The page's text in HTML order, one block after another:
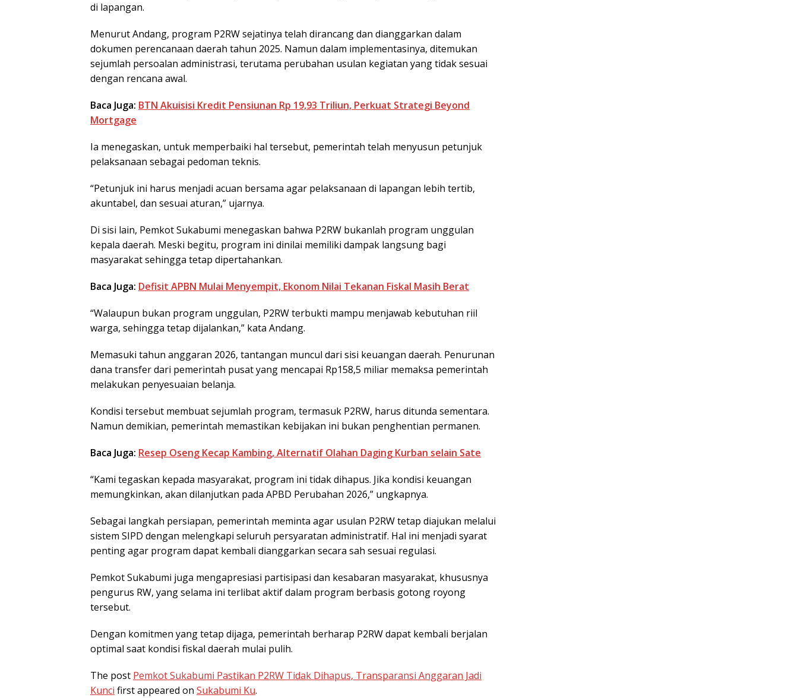
di lapangan.
Menurut Andang, program P2RW sejatinya telah dirancang dan dianggarkan dalam
dokumen perencanaan daerah tahun 2025. Namun dalam implementasinya, ditemukan
sejumlah persoalan administrasi, terutama perubahan usulan kegiatan yang tidak sesuai
dengan rencana awal.
Baca Juga: BTN Akuisisi Kredit Pensiunan Rp 19,93 Triliun, Perkuat Strategi Beyond
Mortgage
Ia menegaskan, untuk memperbaiki hal tersebut, pemerintah telah menyusun petunjuk
pelaksanaan sebagai pedoman teknis.
“Petunjuk ini harus menjadi acuan bersama agar pelaksanaan di lapangan lebih tertib,
akuntabel, dan sesuai aturan,” ujarnya.
Di sisi lain, Pemkot Sukabumi menegaskan bahwa P2RW bukanlah program unggulan
kepala daerah. Meski begitu, program ini dinilai memiliki dampak langsung bagi
masyarakat sehingga tetap dipertahankan.
Baca Juga: Defisit APBN Mulai Menyempit, Ekonom Nilai Tekanan Fiskal Masih Berat
“Walaupun bukan program unggulan, P2RW terbukti mampu menjawab kebutuhan riil
warga, sehingga tetap dijalankan,” kata Andang.
Memasuki tahun anggaran 2026, tantangan muncul dari sisi keuangan daerah. Penurunan
dana transfer dari pemerintah pusat yang mencapai Rp158,5 miliar memaksa pemerintah
melakukan penyesuaian belanja.
Kondisi tersebut membuat sejumlah program, termasuk P2RW, harus ditunda sementara.
Namun demikian, pemerintah memastikan kebijakan ini bukan penghentian permanen.
Baca Juga: Resep Oseng Kecap Kambing, Alternatif Olahan Daging Kurban selain Sate
“Kami tegaskan kepada masyarakat, program ini tidak dihapus. Jika kondisi keuangan
memungkinkan, akan dilanjutkan pada APBD Perubahan 2026,” ungkapnya.
Sebagai langkah persiapan, pemerintah meminta agar usulan P2RW tetap diajukan melalui
sistem SIPD dengan melengkapi seluruh persyaratan administratif. Hal ini menjadi syarat
penting agar program dapat kembali dianggarkan secara sah sesuai regulasi.
Pemkot Sukabumi juga mengapresiasi partisipasi dan kesabaran masyarakat, khususnya
pengurus RW, yang selama ini terlibat aktif dalam program berbasis gotong royong
tersebut.
Dengan komitmen yang tetap dijaga, pemerintah berharap P2RW dapat kembali berjalan
optimal saat kondisi fiskal daerah mulai pulih.
The post Pemkot Sukabumi Pastikan P2RW Tidak Dihapus, Transparansi Anggaran Jadi
Kunci first appeared on Sukabumi Ku.